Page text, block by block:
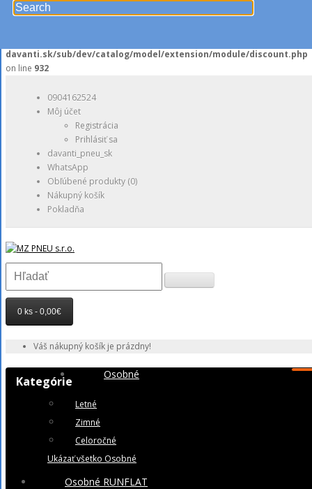
Unknown: Unparenthesized `a ? b : c ? d : e` is deprecated. Use either `(a ? b :
davanti.sk/sub/dev/catalog/model/extension/module/discount.php
on line 932
0904162524
Môj účet
Registrácia
Prihlásiť sa
davanti_pneu_sk
WhatsApp
Obľúbené produkty (0)
Nákupný košík
Pokladňa
0 ks - 0,00€
Váš nákupný košík je prázdny!
Kategórie Osobné
Letné
Zimné
Celoročné
Ukázať všetko Osobné
Osobné RUNFLAT